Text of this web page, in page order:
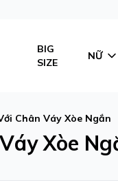
BIG
SIZE
NỮ
Chân Váy Xòe Ngắn
Xòe